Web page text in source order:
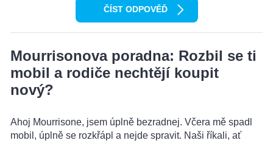
ČÍST ODPOVĚĎ
Mourrisonova poradna: Rozbil se ti
mobil a rodiče nechtějí koupit
nový?
Ahoj Mourrisone, jsem úplně bezradnej. Včera mě spadl
mobil, úplně se rozkřápl a nejde spravit. Naši říkali, ať